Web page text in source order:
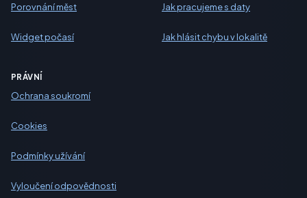
Porovnání měst
Widget počasí
Jak pracujeme s daty
Jak hlásit chybu v lokalitě
PRÁVNÍ
Ochrana soukromí
Cookies
Podmínky užívání
Vyloučení odpovědnosti